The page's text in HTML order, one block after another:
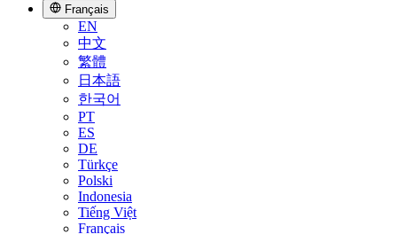
Français
EN
中文
繁體
日本語
한국어
PT
ES
DE
Türkçe
Polski
Indonesia
Tiếng Việt
Français